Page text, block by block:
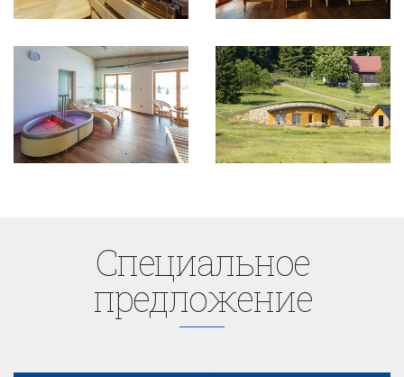
Cпециaльное
предложение